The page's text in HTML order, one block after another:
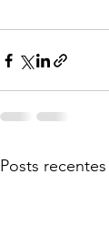
Posts recentes